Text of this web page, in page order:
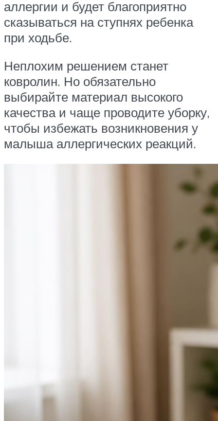
аллергии и будет благоприятно
сказываться на ступнях ребенка
при ходьбе.
Неплохим решением станет
ковролин. Но обязательно
выбирайте материал высокого
качества и чаще проводите уборку,
чтобы избежать возникновения у
малыша аллергических реакций.